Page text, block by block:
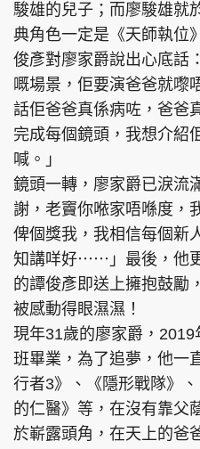
駿雄的兒子；而廖駿雄就
典角色一定是《天師執位
俊彥對廖家爵說出心底話
嘅場景，佢要演爸爸就嚟
話佢爸爸真係病咗，爸爸
完成每個鏡頭，我想介紹
喊。」
鏡頭一轉，廖家爵已淚流
謝，老竇你𠵱家唔喺度，
俾個獎我，我相信每個新
知講咩好⋯⋯」最後，他
的譚俊彥即送上擁抱鼓勵
被感動得眼濕濕！
現年31歲的廖家爵，
班畢業，為了追夢，他一
行者3》、《隱形戰隊》
的仁醫》等，在沒有靠父
於嶄露頭角，在天上的爸